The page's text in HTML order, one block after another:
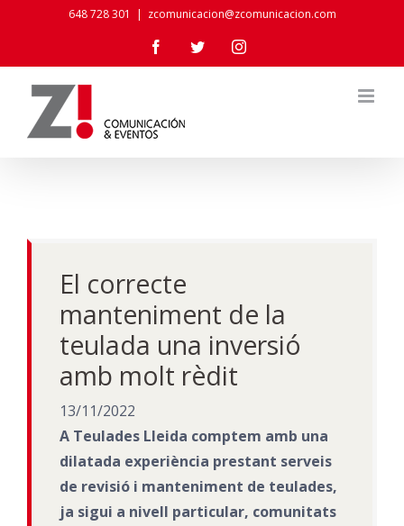
content
648 728 301 | zcomunicacion@zcomunicacion.com
FacebookTwitterInstagram
El correcte
manteniment de la
teulada una inversió
amb molt rèdit
13/11/2022
A Teulades Lleida comptem amb una
dilatada experiència prestant serveis
de revisió i manteniment de teulades,
ja sigui a nivell particular, comunitats